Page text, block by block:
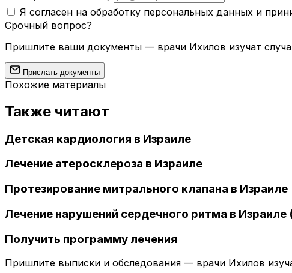
Я согласен на обработку персональных данных и
Срочный вопрос?
Пришлите ваши документы — врачи Ихилов изучат
Прислать документы
Похожие материалы
Также читают
Детская кардиология в Израиле
Лечение атеросклероза в Израиле
Протезирование митрального клапана в Израиле
Лечение нарушений сердечного ритма в Израиле
Получить программу лечения
Пришлите выписки и обследования — врачи Ихилов